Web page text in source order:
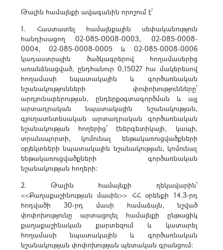
Թալին համայնքի ավագանին որոշում է՝
1. Հաստատել համայնքային սեփականություն
հանդիսացող 02-085-0008-0003, 02-085-0008-
0004, 02-085-0008-0005 և 02-085-0008-0006
կադաստրային ծածկագրերով հողամասերից
առանձնացված, ընդհանուր 0,15027 հա մակերեսով
հողամասի նպատակային և գործառնական
նշանակությունների փոփոխությունները՝
արդյունաբերության, ընդերքօգտագործման և այլ
արտադրական նպատակային նշանակության,
գյուղատնտեսական արտադրական գործառնական
նշանակության հողերից՝ էներգետիկայի, կապի,
տրանսպորտի, կոմունալ ենթակառուցվածքների
օբյեկտների նպատակային նշանակության, կոմունալ
ենթակառուցվածքների գործառնական
նշանակության հողերի:
2. Թալին համայնքի ղեկավարին՝
<<Քաղաքաշինության մասին>> ՀՀ օրենքի 14.3-րդ
հոդվածի 30-րդ մասի համաձայն, նշված
փոփոխությունը արտացոլել համայնքի ընթացիկ
քաղաքաշինական քարտեզում և կատարել
հողամասի նպատակային և գործառնական
նշանակության փոփոխության պետական գրանցում: